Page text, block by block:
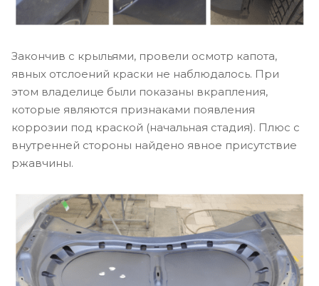
Закончив с крыльями, провели осмотр капота,
явных отслоений краски не наблюдалось. При
этом владелице были показаны вкрапления,
которые являются признаками появления
коррозии под краской (начальная стадия). Плюс с
внутренней стороны найдено явное присутствие
ржавчины.